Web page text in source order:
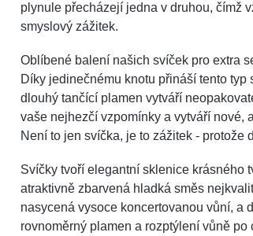
plynule přecházejí jedna v druhou, čímž
smyslový zážitek.
Oblíbené balení našich svíček pro extra
Díky jedinečnému knotu přináší tento typ
dlouhý tančící plamen vytváří
vaše nejhezčí vzpomínky a vytváří nové,
Není to jen svíčka, je to zážitek - protože
Svíčky tvoří elegantní sklenice krásného
atraktivně zbarvená hladká směs
nasycená vysoce koncertovanou vůní, a
rovnoměrný plamen a rozptýlení vůně po